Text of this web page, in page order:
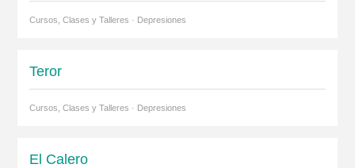
Cursos, Clases y Talleres · Depresiones
Teror
Cursos, Clases y Talleres · Depresiones
El Calero